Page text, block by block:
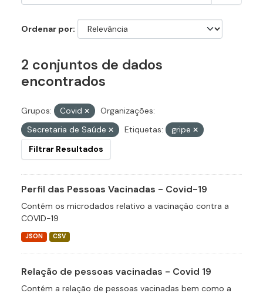
Ordenar por
2 conjuntos de dados
encontrados
Grupos: Covid
Organizações:
Secretaria de Saúde
Etiquetas:
gripe
Filtrar Resultados
Perfil das Pessoas Vacinadas - Covid-19
Contém os microdados relativo a vacinação contra a
COVID-19
JSON CSV
Relação de pessoas vacinadas - Covid 19
Contém a relação de pessoas vacinadas bem como a